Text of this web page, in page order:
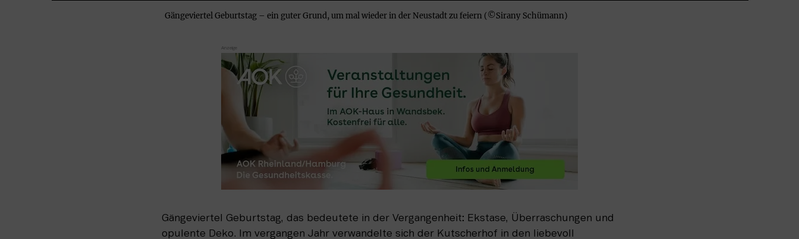
Gängeviertel Geburtstag – ein guter Grund, um mal wieder in der Neustadt zu feiern (©Sirany Schümann)
Gängeviertel Geburtstag, das bedeutete in der Vergangenheit: Ekstase, Überraschungen und
opulente Deko. Im vergangen Jahr verwandelte sich der Kutscherhof in den liebevoll